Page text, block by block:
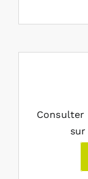
Consulter
sur